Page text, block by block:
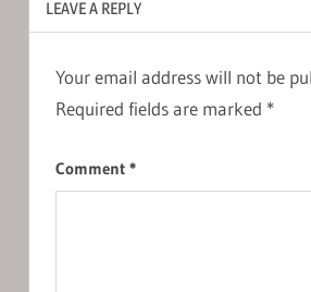
LEAVE A REPLY
Your email address will not be
Required fields are marked *
Comment *